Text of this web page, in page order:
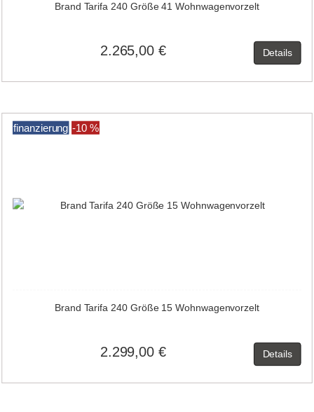
Brand Tarifa 240 Größe 41 Wohnwagenvorzelt
2.265,00 € Details
finanzierung -10 %
Brand Tarifa 240 Größe 15 Wohnwagenvorzelt
2.299,00 € Details